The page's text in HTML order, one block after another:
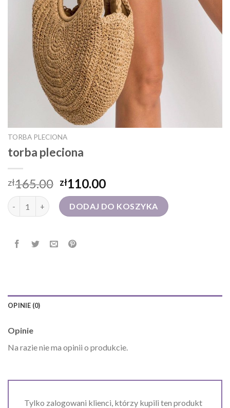
TORBA PLECIONA
torba pleciona
zł165.00 zł110.00
ilość torba plecionaDODAJ DO KOSZYKA
OPINIE (0)
Opinie
Na razie nie ma opinii o produkcie.
Tylko zalogowani klienci, którzy kupili ten produkt